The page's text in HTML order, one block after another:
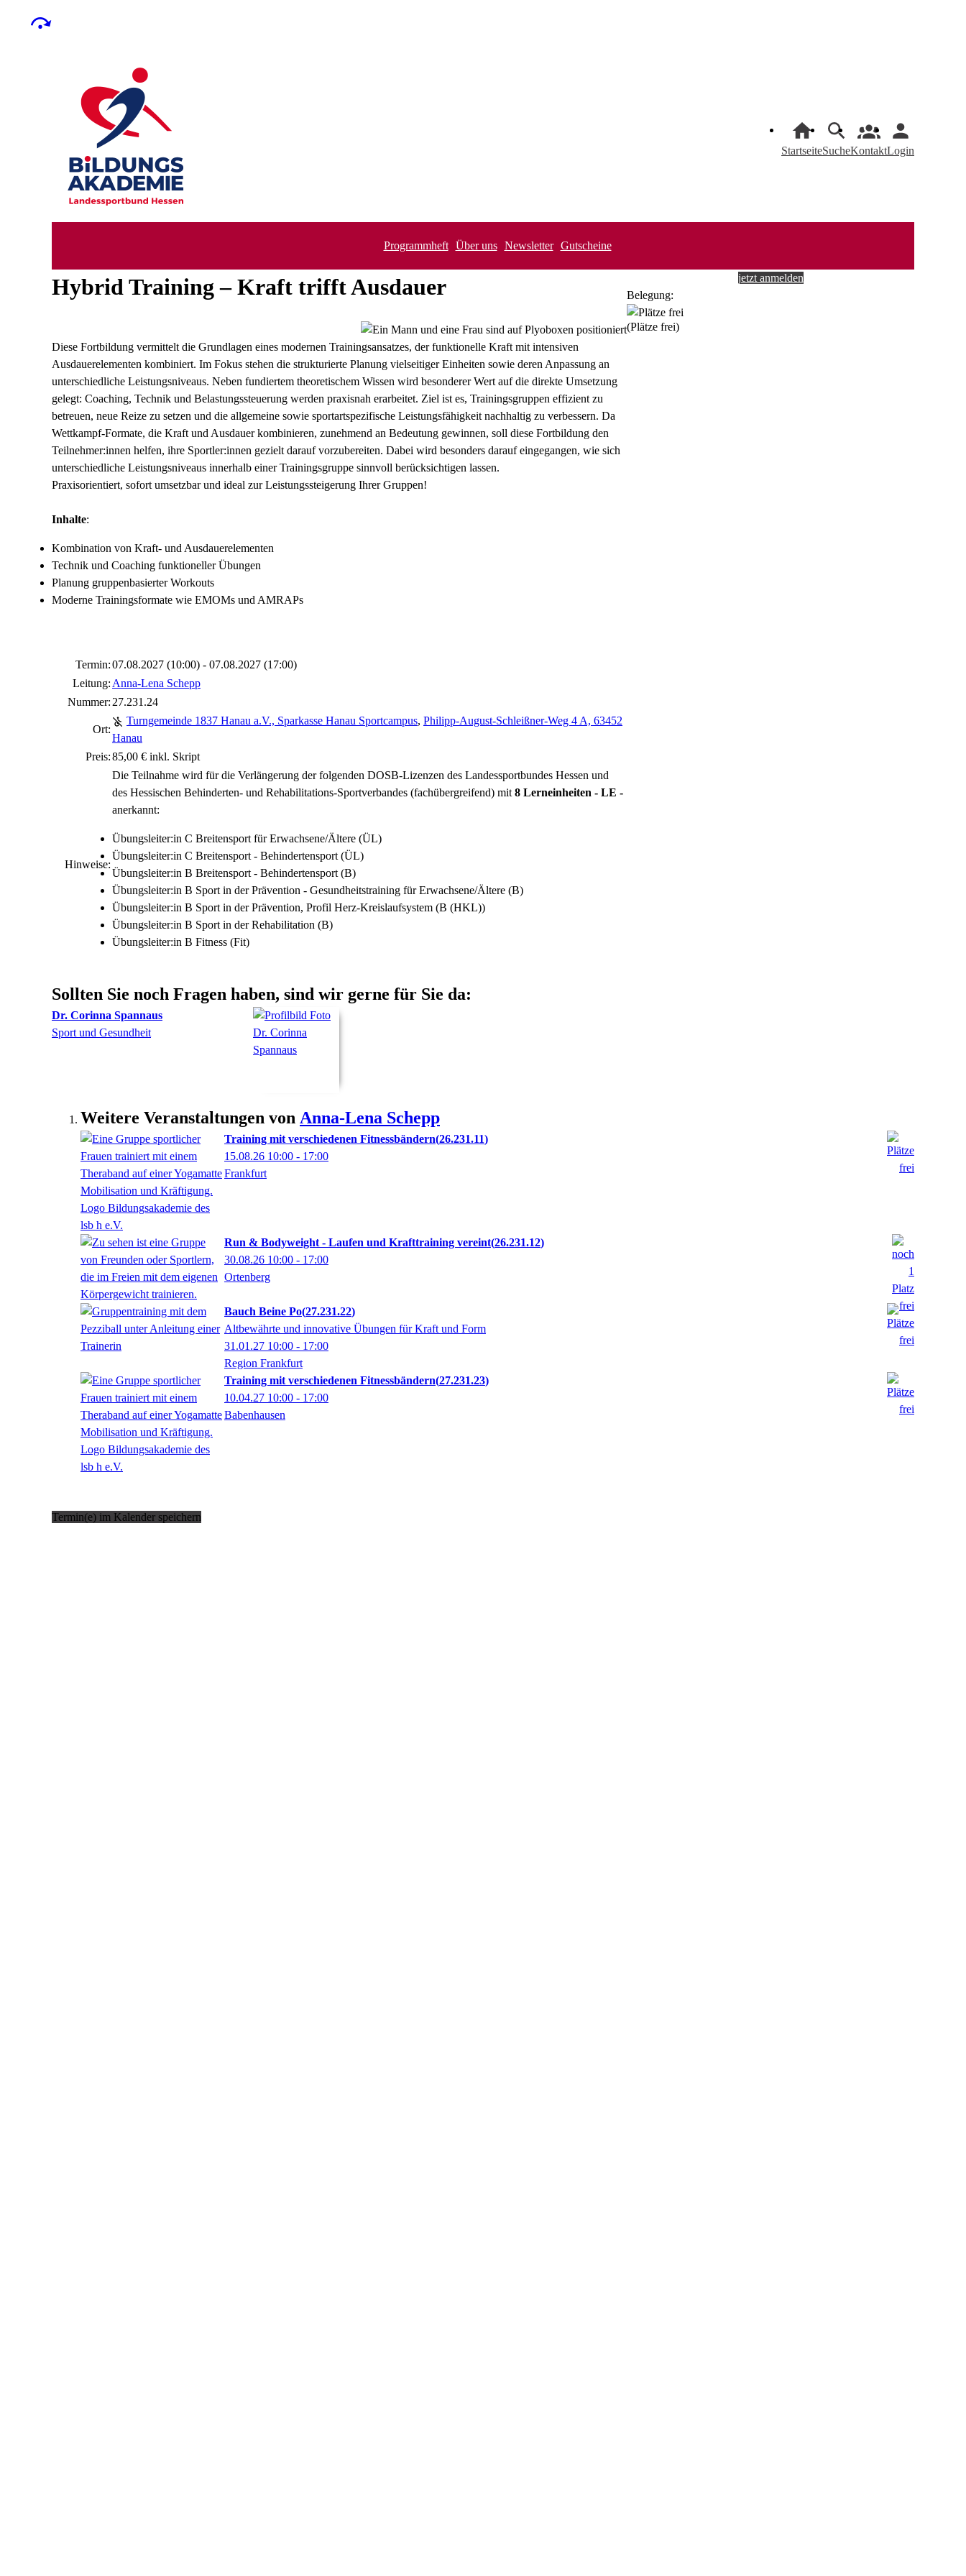
StartseiteSucheKontaktLogin
Programmheft Über uns Newsletter Gutscheine
Hybrid Training – Kraft trifft Ausdauer
Diese Fortbildung vermittelt die Grundlagen eines modernen Trainingsansatzes, der funktionelle Kraft mit intensiven
Ausdauerelementen kombiniert. Im Fokus stehen die strukturierte Planung vielseitiger Einheiten sowie deren Anpassung an
unterschiedliche Leistungsniveaus. Neben fundiertem theoretischem Wissen wird besonderer Wert auf die direkte Umsetzung
gelegt: Coaching, Technik und Belastungssteuerung werden praxisnah erarbeitet. Ziel ist es, Trainingsgruppen effizient zu
betreuen, neue Reize zu setzen und die allgemeine sowie sportartspezifische Leistungsfähigkeit nachhaltig zu verbessern. Da
Wettkampf-Formate, die Kraft und Ausdauer kombinieren, zunehmend an Bedeutung gewinnen, soll diese Fortbildung den
Teilnehmer:innen helfen, ihre Sportler:innen gezielt darauf vorzubereiten. Dabei wird besonders darauf eingegangen, wie sich
unterschiedliche Leistungsniveaus innerhalb einer Trainingsgruppe sinnvoll berücksichtigen lassen.
Praxisorientiert, sofort umsetzbar und ideal zur Leistungssteigerung Ihrer Gruppen!
Inhalte:
Kombination von Kraft- und Ausdauerelementen
Technik und Coaching funktioneller Übungen
Planung gruppenbasierter Workouts
Moderne Trainingsformate wie EMOMs und AMRAPs
Termin:07.08.2027 (10:00) - 07.08.2027 (17:00)
Leitung: Anna-Lena Schepp
Nummer: 27.231.24
Ort:
Turngemeinde 1837 Hanau a.V., Sparkasse Hanau Sportcampus, Philipp-August-Schleißner-Weg 4 A, 63452
Hanau
Preis:85,00 € inkl. Skript
Hinweise:
Die Teilnahme wird für die Verlängerung der folgenden DOSB-Lizenzen des Landessportbundes Hessen und
des Hessischen Behinderten- und Rehabilitations-Sportverbandes (fachübergreifend) mit 8 Lerneinheiten - LE -
anerkannt:
Übungsleiter:in C Breitensport für Erwachsene/Ältere (ÜL)
Übungsleiter:in C Breitensport - Behindertensport (ÜL)
Übungsleiter:in B Breitensport - Behindertensport (B)
Übungsleiter:in B Sport in der Prävention - Gesundheitstraining für Erwachsene/Ältere (B)
Übungsleiter:in B Sport in der Prävention, Profil Herz-Kreislaufsystem (B (HKL))
Übungsleiter:in B Sport in der Rehabilitation (B)
Übungsleiter:in B Fitness (Fit)
Sollten Sie noch Fragen haben, sind wir gerne für Sie da:
Dr. Corinna Spannaus
Sport und Gesundheit
jetzt anmelden
Belegung:
(Plätze frei)
Weitere Veranstaltungen von Anna-Lena Schepp
Training mit verschiedenen Fitnessbändern 26.231.11
15.08.26 10:00 - 17:00
Frankfurt
Run & Bodyweight - Laufen und Krafttraining vereint 26.231.12
30.08.26 10:00 - 17:00
Ortenberg
Bauch Beine Po 27.231.22
Altbewährte und innovative Übungen für Kraft und Form
31.01.27 10:00 - 17:00
Region Frankfurt
Training mit verschiedenen Fitnessbändern 27.231.23
10.04.27 10:00 - 17:00
Babenhausen
Termin(e) im Kalender speichern